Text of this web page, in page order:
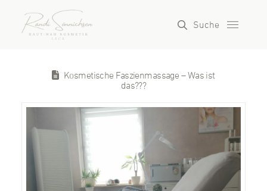
Suche
Kosmetische Faszienmassage – Was ist
das???